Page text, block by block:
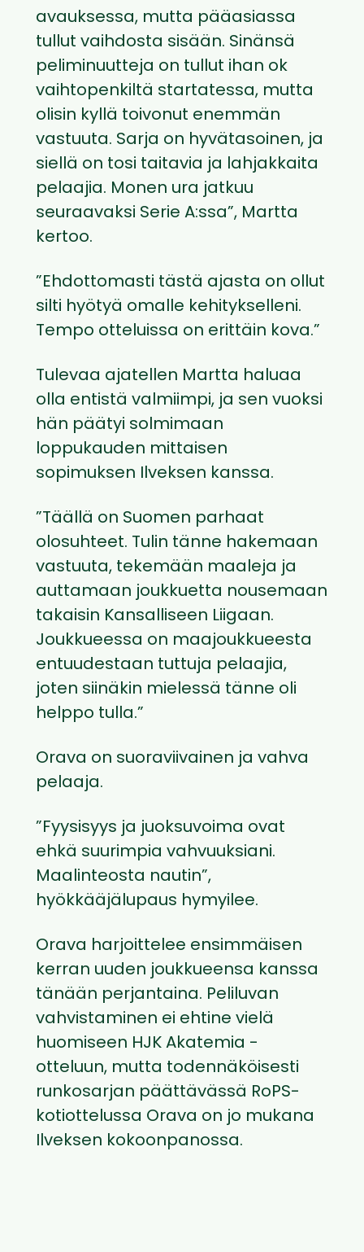
avauksessa, mutta pääasiassa
tullut vaihdosta sisään. Sinänsä
peliminuutteja on tullut ihan ok
vaihtopenkiltä startatessa, mutta
olisin kyllä toivonut enemmän
vastuuta. Sarja on hyvätasoinen, ja
siellä on tosi taitavia ja lahjakkaita
pelaajia. Monen ura jatkuu
seuraavaksi Serie A:ssa”, Martta
kertoo.
”Ehdottomasti tästä ajasta on ollut
silti hyötyä omalle kehitykselleni.
Tempo otteluissa on erittäin kova.”
Tulevaa ajatellen Martta haluaa
olla entistä valmiimpi, ja sen vuoksi
hän päätyi solmimaan
loppukauden mittaisen
sopimuksen Ilveksen kanssa.
”Täällä on Suomen parhaat
olosuhteet. Tulin tänne hakemaan
vastuuta, tekemään maaleja ja
auttamaan joukkuetta nousemaan
takaisin Kansalliseen Liigaan.
Joukkueessa on maajoukkueesta
entuudestaan tuttuja pelaajia,
joten siinäkin mielessä tänne oli
helppo tulla.”
Orava on suoraviivainen ja vahva
pelaaja.
”Fyysisyys ja juoksuvoima ovat
ehkä suurimpia vahvuuksiani.
Maalinteosta nautin”,
hyökkääjälupaus hymyilee.
Orava harjoittelee ensimmäisen
kerran uuden joukkueensa kanssa
tänään perjantaina. Peliluvan
vahvistaminen ei ehtine vielä
huomiseen HJK Akatemia -
otteluun, mutta todennäköisesti
runkosarjan päättävässä RoPS-
kotiottelussa Orava on jo mukana
Ilveksen kokoonpanossa.